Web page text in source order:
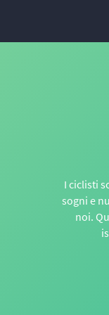
I ciclisti
sogni e
noi.